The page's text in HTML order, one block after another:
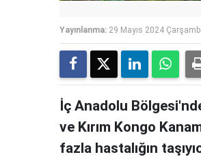
Yayınlanma: 29 Mayıs 2024
İç Anadolu
ve Kırım Kongo
fazla hastalığın